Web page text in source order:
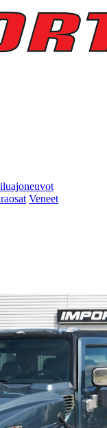
Veneet